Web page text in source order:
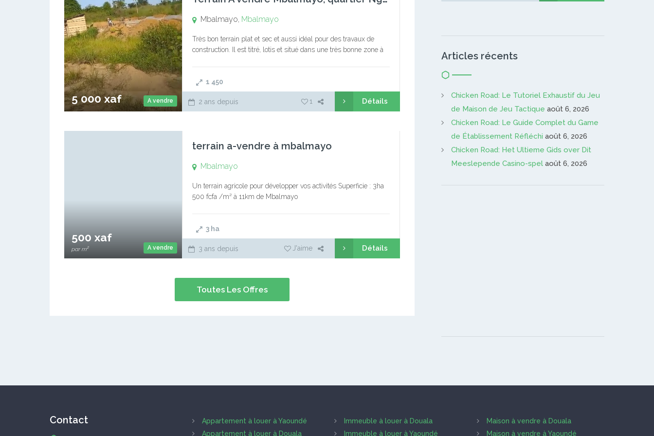
A vendre
5 000 xaf
Mbalmayo, Mbalmayo
Très bon terrain plat et sec et aussi idéal pour des travaux de
construction. Il est titré, lotis et situé dans une très bonne zone à
1 450
2 ans depuis 1 Détails
A vendre
500 xaf
par m²
terrain a-vendre à mbalmayo
Mbalmayo
Un terrain agricole pour développer vos activités Superficie : 3ha
500 fcfa /m² à 11km de Mbalmayo
3 ha
3 ans depuis J'aime Détails
Toutes Les Offres
Articles récents
Chicken Road: Le Tutoriel Exhaustif du Jeu
de Maison de Jeu Tactique août 6, 2026
Chicken Road: Le Guide Complet du Game
de Établissement Réfléchi août 6, 2026
Chicken Road: Het Ultieme Gids over Dit
Meeslepende Casino-spel août 6, 2026
Contact
Appartement à louer à Yaoundé
Appartement à louer à Douala
Immeuble à louer à Douala
Immeuble à louer à Yaoundé
Maison à vendre à Douala
Maison à vendre à Yaoundé